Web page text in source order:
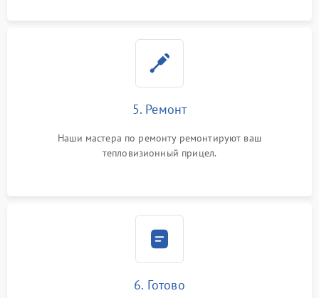
5. Ремонт
Наши мастера по ремонту ремонтируют ваш
тепловизионный прицел.
6. Готово